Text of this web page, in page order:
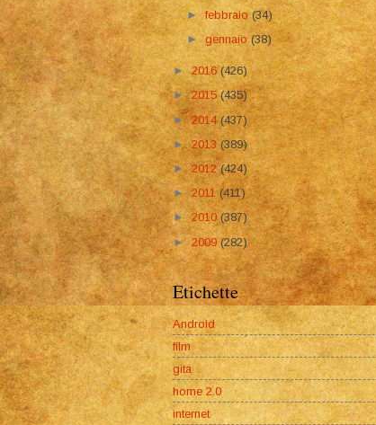
►febbraio(34)
►gennaio(38)
►2016(426)
►2015(435)
►2014(437)
►2013(389)
►2012(424)
►2011(411)
►2010(387)
►2009(282)
Etichette
Android
film
gita
home 2.0
internet